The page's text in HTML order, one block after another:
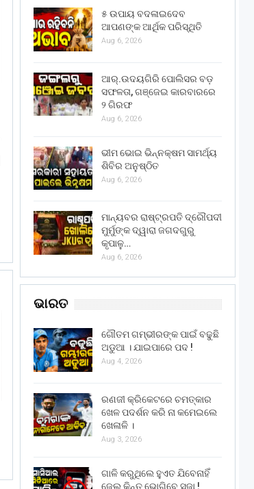
୫ ଉପାୟ ବଦଳାଇଦେବ
ଆପଣଙ୍କ ଆର୍ଥିକ ପରିସ୍ଥିତି
Aug 6, 2026
ଆର୍.ଉଦୟଗିରି ପୋଲିସର ବଡ଼
ସଫଳତା, ଗଞ୍ଜେଇ କାରବାରରେ
୨ ଗିରଫ
Aug 6, 2026
ଭୀମ ଭୋଇ ଭିନ୍ନକ୍ଷମ ସାମର୍ଥ୍ୟ
ଶିବିର ଅନୁଷ୍ଠିତ
Aug 6, 2026
ମାନ୍ୟବର ରାଷ୍ଟ୍ରପତି ଦ୍ରୌପଦୀ
ମୁର୍ମୁଙ୍କ ଦ୍ୱାରା ଜଗଦଗୁରୁ
କୃପାଳୁ…
Aug 6, 2026
ଭାରତ
ଗୌତମ ଗମ୍ଭୀରଙ୍କ ପାଇଁ ବଢୁଛି
ଅଡୁଆ । ଯାଇପାରେ ପଦ !
Aug 4, 2026
ରଣଜୀ କ୍ରିକେଟରେ ଚମତ୍କାର
ଖେଳ ପଦର୍ଶନ କରି ନା କମେଇଲେ
ଖେଳାଳି ।
Aug 3, 2026
ଗାଳି କରୁଥିଲେ ହୁଏତ ଯିବେନାହିଁ
ଜେଲ୍ କିନ୍ତୁ ଭୋଗିବେ ସଜା !